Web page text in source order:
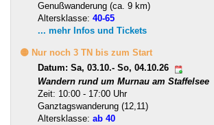
Genußwanderung (ca. 9 km)
Altersklasse: 40-65
... mehr Infos und Tickets
🟡 Nur noch 3 TN bis zum Start
Datum: Sa, 03.10.- So, 04.10.26
Wandern rund um Murnau am Staffelsee
Zeit: 10:00 - 17:00 Uhr
Ganztagswanderung (12,11)
Altersklasse: ab 40